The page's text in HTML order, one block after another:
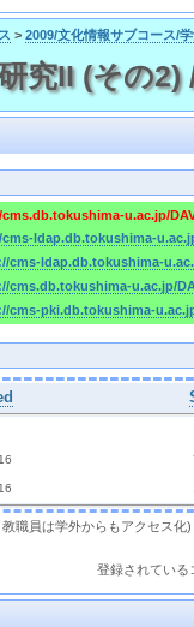
> 2009/文化情報サブコース/
究II (その
u.ac.jp/
ldap.db.tokushima-
cms-ldap.db.tokushima-
cms.db.tokushima-u.ac.jp/
cms-pki.db.tokushima-
職員は学外からもアクセス
登録されてい